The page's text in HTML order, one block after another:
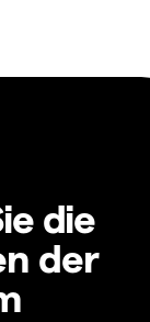
die
der